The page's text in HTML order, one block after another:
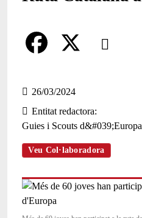
Comparteix
a
c
b
o
o
26/03/2024
Entitat redactora
Guies i Scouts
Veu Col·laboradora